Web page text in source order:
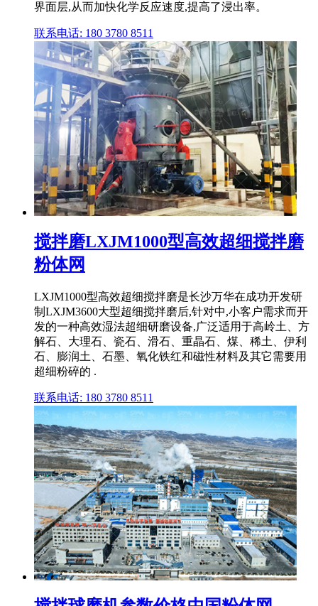
界面层,从而加快化学反应速度,提高了浸出率。
联系电话: 180 3780 8511
搅拌磨LXJM1000型高效超细搅拌磨
粉体网
LXJM1000型高效超细搅拌磨是长沙万华在成功开发研
制LXJM3600大型超细搅拌磨后,针对中,小客户需求而开
发的一种高效湿法超细研磨设备,广泛适用于高岭土、方
解石、大理石、瓷石、滑石、重晶石、煤、稀土、伊利
石、膨润土、石墨、氧化铁红和磁性材料及其它需要用
超细粉碎的 .
联系电话: 180 3780 8511